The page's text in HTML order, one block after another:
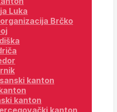
Luka
Brčko
kanton
kanton
kanton